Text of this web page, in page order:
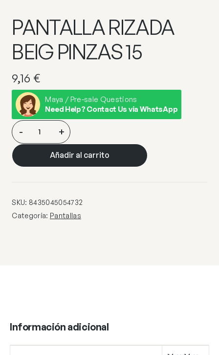
PANTALLA RIZADA
BEIG PINZAS 15
9,16 €
Maya / Pre-sale Questions
Need Help? Contact Us via WhatsApp
PANTALLA
RIZADA
BEIG
PINZAS
- +
Añadir al carrito
SKU: 8435045054732
Categoría: Pantallas
Información adicional